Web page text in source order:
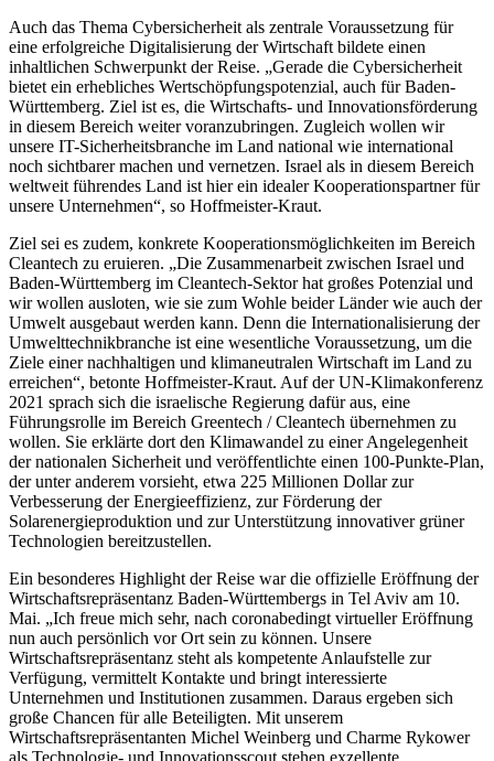
Auch das Thema Cybersicherheit als zentrale Voraussetzung für
eine erfolgreiche Digitalisierung der Wirtschaft bildete einen
inhaltlichen Schwerpunkt der Reise. „Gerade die Cybersicherheit
bietet ein erhebliches Wertschöpfungspotenzial, auch für Baden-
Württemberg. Ziel ist es, die Wirtschafts- und Innovationsförderung
in diesem Bereich weiter voranzubringen. Zugleich wollen wir
unsere IT-Sicherheitsbranche im Land national wie international
noch sichtbarer machen und vernetzen. Israel als in diesem Bereich
weltweit führendes Land ist hier ein idealer Kooperationspartner für
unsere Unternehmen“, so Hoffmeister-Kraut.
Ziel sei es zudem, konkrete Kooperationsmöglichkeiten im Bereich
Cleantech zu eruieren. „Die Zusammenarbeit zwischen Israel und
Baden-Württemberg im Cleantech-Sektor hat großes Potenzial und
wir wollen ausloten, wie sie zum Wohle beider Länder wie auch der
Umwelt ausgebaut werden kann. Denn die Internationalisierung der
Umwelttechnikbranche ist eine wesentliche Voraussetzung, um die
Ziele einer nachhaltigen und klimaneutralen Wirtschaft im Land zu
erreichen“, betonte Hoffmeister-Kraut. Auf der UN-Klimakonferenz
2021 sprach sich die israelische Regierung dafür aus, eine
Führungsrolle im Bereich Greentech / Cleantech übernehmen zu
wollen. Sie erklärte dort den Klimawandel zu einer Angelegenheit
der nationalen Sicherheit und veröffentlichte einen 100-Punkte-Plan,
der unter anderem vorsieht, etwa 225 Millionen Dollar zur
Verbesserung der Energieeffizienz, zur Förderung der
Solarenergieproduktion und zur Unterstützung innovativer grüner
Technologien bereitzustellen.
Ein besonderes Highlight der Reise war die offizielle Eröffnung der
Wirtschaftsrepräsentanz Baden-Württembergs in Tel Aviv am 10.
Mai. „Ich freue mich sehr, nach coronabedingt virtueller Eröffnung
nun auch persönlich vor Ort sein zu können. Unsere
Wirtschaftsrepräsentanz steht als kompetente Anlaufstelle zur
Verfügung, vermittelt Kontakte und bringt interessierte
Unternehmen und Institutionen zusammen. Daraus ergeben sich
große Chancen für alle Beteiligten. Mit unserem
Wirtschaftsrepräsentanten Michel Weinberg und Charme Rykower
als Technologie- und Innovationsscout stehen exzellente